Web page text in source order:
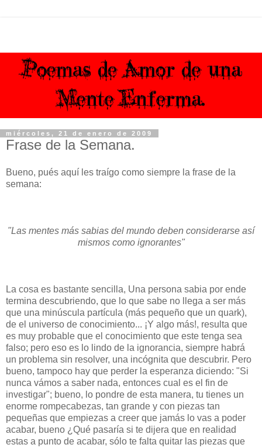
miércoles, 21 de enero de 2009
Frase de la Semana.
Bueno, pués aquí les traígo como siempre la frase de la
semana:
"Las mentes más sabias del mundo deben considerarse así
mismos como ignorantes"
La cosa es bastante sencilla, Una persona sabia por ende
termina descubriendo, que lo que sabe no llega a ser más
que una minúscula partícula (más pequeño que un quark),
de el universo de conocimiento... ¡Y algo más!, resulta que
es muy probable que el conocimiento que este tenga sea
falso; pero eso es lo lindo de la ignorancia, siempre habrá
un problema sin resolver, una incógnita que descubrir. Pero
bueno, tampoco hay que perder la esperanza diciendo: "Si
nunca vámos a saber nada, entonces cual es el fin de
investigar"; bueno, lo pondre de esta manera, tu tienes un
enorme rompecabezas, tan grande y con piezas tan
pequeñas que empiezas a creer que jamás lo vas a poder
acabar, bueno ¿Qué pasaría si te dijera que en realidad
estas a punto de acabar, sólo te falta quitar las piezas que